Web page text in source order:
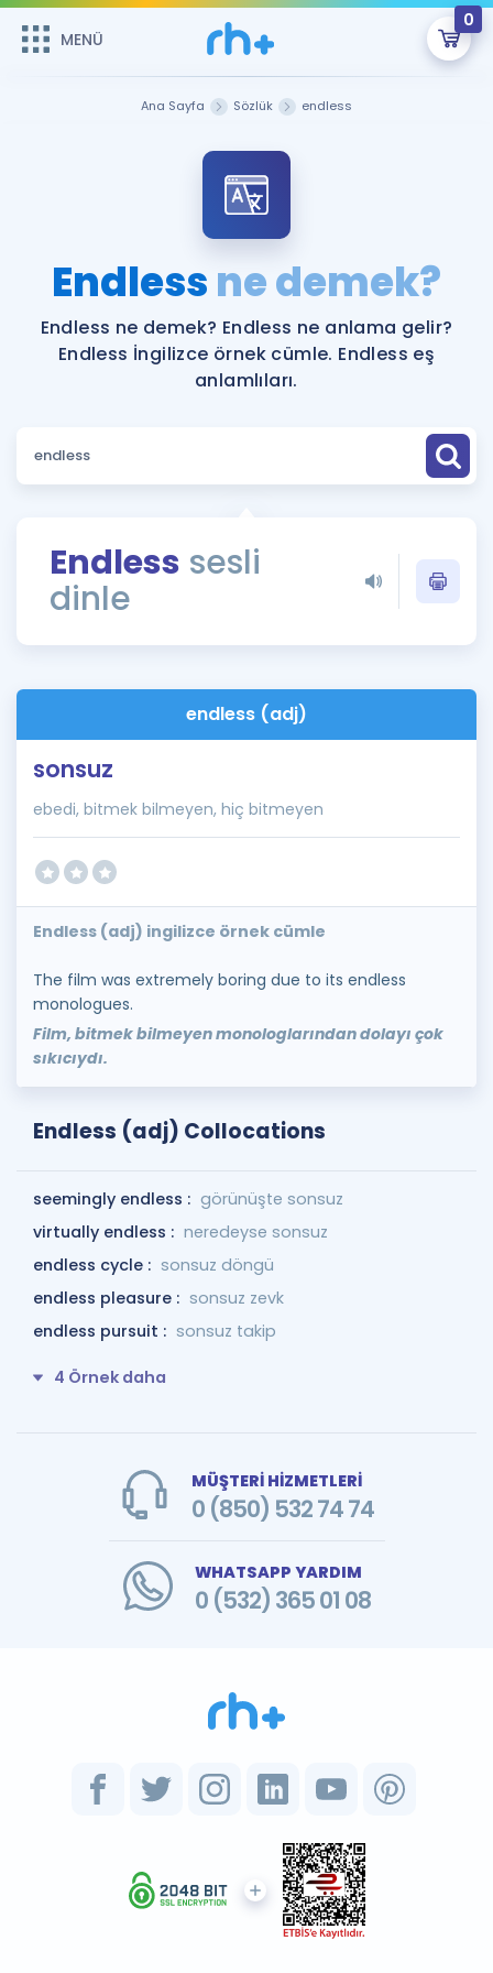
MENÜ
0
ÜYE DEĞİLİM
Sepetin Şu An Boş.
Remzi Hoca ile seni sınava hazırlayacak onlarca eğitim seni
bekliyor!
MENÜ
Faydalı Araçlar
Sözlük
Rehberlik Aracı
ÖSYM Sınav Takvimi
İngilizce Gramer
Hakkımızda
Ana Sayfa Sözlük endless
Endlessne demek?
Endless ne demek? Endless ne anlama gelir?
Endless İngilizce örnek cümle. Endless eş
anlamlıları.
Endless sesli
dinle
endless (adj)
sonsuz
ebedi, bitmek bilmeyen, hiç bitmeyen
Endless (adj) ingilizce örnek cümle
The film was extremely boring due to its endless
monologues.
Film, bitmek bilmeyen monologlarından dolayı çok
sıkıcıydı.
Endless (adj) Collocations
seemingly endless : görünüşte sonsuz
virtually endless : neredeyse sonsuz
endless cycle : sonsuz döngü
endless pleasure : sonsuz zevk
endless pursuit : sonsuz takip
4 Örnek daha
MÜŞTERİ HİZMETLERİ
0 (850) 532 74 74
WHATSAPP YARDIM
0 (532) 365 01 08